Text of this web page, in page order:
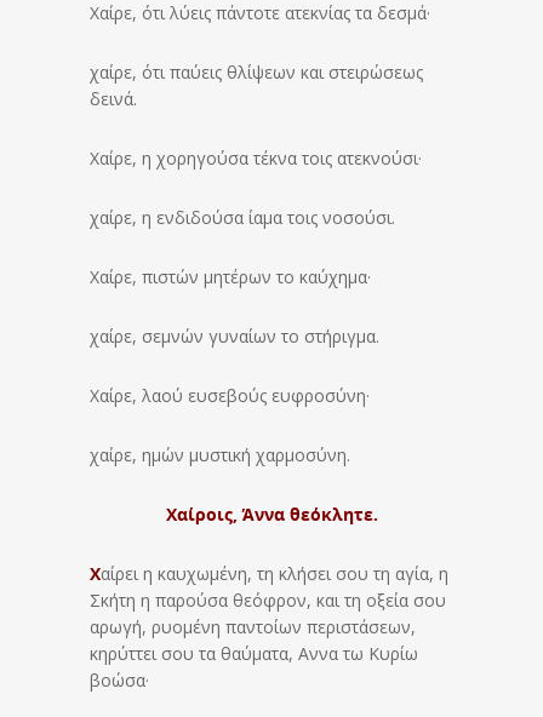
Χαίρε, ότι λύεις πάντοτε ατεκνίας τα δεσμά·
χαίρε, ότι παύεις θλίψεων και στειρώσεως
δεινά.
Χαίρε, η χορηγούσα τέκνα τοις ατεκνούσι·
χαίρε, η ενδιδούσα ίαμα τοις νοσούσι.
Χαίρε, πιστών μητέρων το καύχημα·
χαίρε, σεμνών γυναίων το στήριγμα.
Χαίρε, λαού ευσεβούς ευφροσύνη·
χαίρε, ημών μυστική χαρμοσύνη.
Χαίροις, Άννα θεόκλητε.
Χαίρει η καυχωμένη, τη κλήσει σου τη αγία, η
Σκήτη η παρούσα θεόφρον, και τη οξεία σου
αρωγή, ρυομένη παντοίων περιστάσεων,
κηρύττει σου τα θαύματα, Αννα τω Κυρίω
βοώσα·